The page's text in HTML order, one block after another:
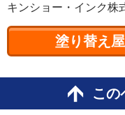
キンショー・インク株
塗り替え
この